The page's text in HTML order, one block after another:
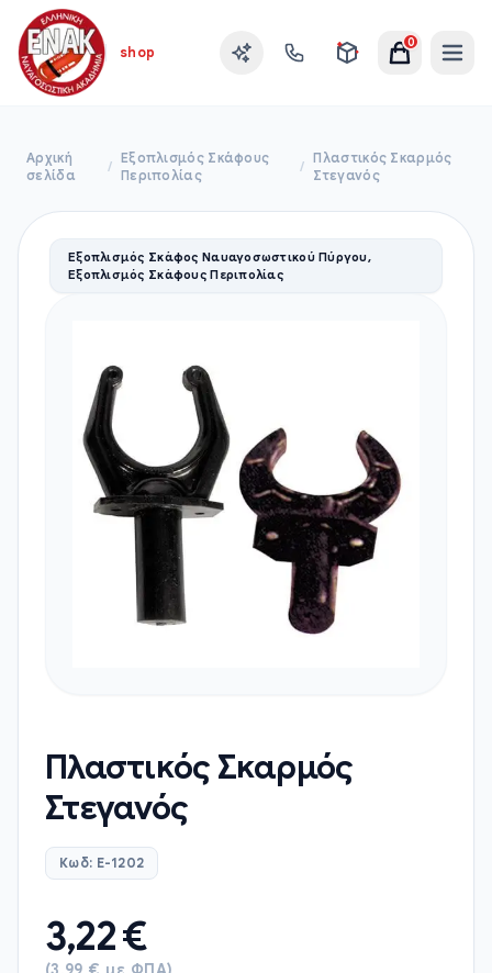
shop
0
Αρχική
σελίδα
/
Εξοπλισμός Σκάφους
Περιπολίας
/
Πλαστικός Σκαρμός
Στεγανός
Εξοπλισμός Σκάφος Ναυαγοσωστικού Πύργου,
Εξοπλισμός Σκάφους Περιπολίας
Πλαστικός Σκαρμός
Στεγανός
Κωδ: E-1202
3,22€